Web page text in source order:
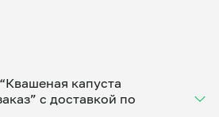
капуста
с доставкой по